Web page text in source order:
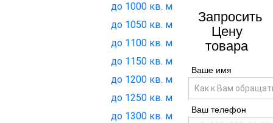
Запросить
Цену
товара
Ваше имя
Ваш телефон
до 1000 кв. м
до 1050 кв. м
до 1100 кв. м
до 1150 кв. м
до 1200 кв. м
до 1250 кв. м
до 1300 кв. м